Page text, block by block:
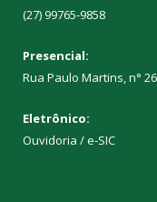
(27) 99765-9858
Presencial:
Rua Paulo Martins, n°
Eletrônico:
Ouvidoria /e-SIC